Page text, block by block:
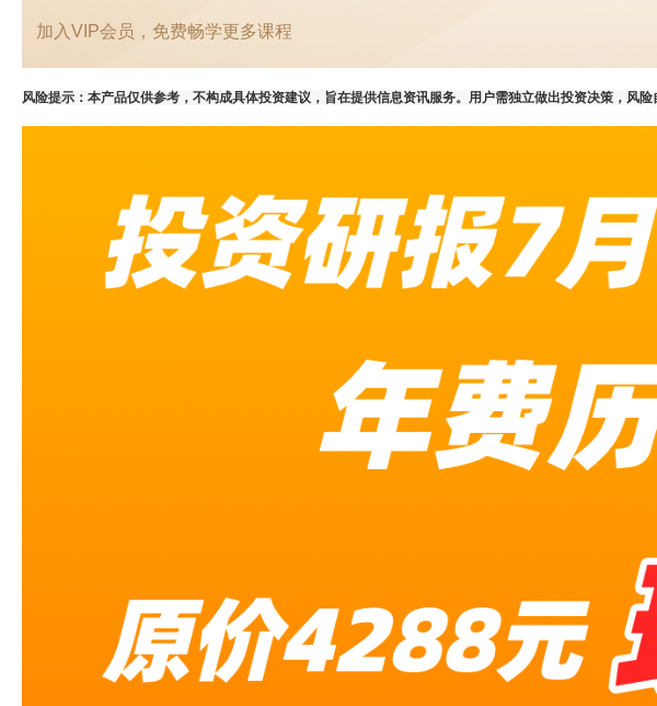
加入VIP会员，免费畅学更多课程
风险提示：本产品仅供参考，不构成具体投资建议，旨在提供信息资讯服务。用户需独立做出投资决策，风险